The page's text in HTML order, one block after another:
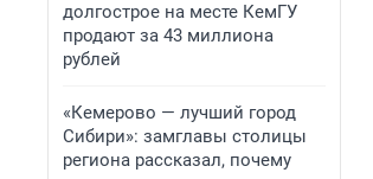
долгострое на месте КемГУ
продают за 43 миллиона
рублей
«Кемерово — лучший город
Сибири»: замглавы столицы
региона рассказал, почему